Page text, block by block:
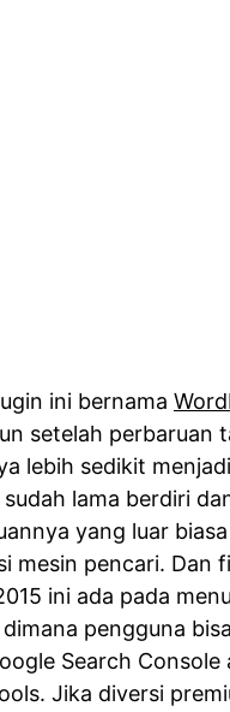
ini bernama
setelah perbaruan
lebih sedikit menjadi
sudah lama berdiri
yang luar
mesin pencari. Dan
ini ada pada
pengguna
Search Console
Jika diversi